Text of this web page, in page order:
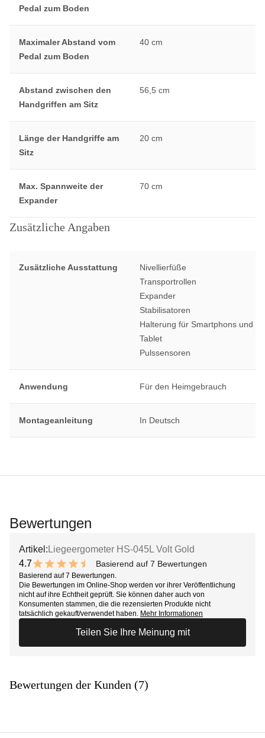
Pedal zum Boden
Maximaler Abstand vom
Pedal zum Boden
40 cm
Abstand zwischen den
Handgriffen am Sitz
56,5 cm
Länge der Handgriffe am
Sitz
20 cm
Max. Spannweite der
Expander
70 cm
Zusätzliche Angaben
Zusätzliche Ausstattung
Nivellierfüße
Transportrollen
Expander
Stabilisatoren
Halterung für Smartphons und
Tablet
Pulssensoren
Anwendung Für den Heimgebrauch
Montageanleitung In Deutsch
Bewertungen
Artikel: Liegeergometer HS-045L Volt Gold
4.7
9.4 out of 10 stars
Basierend auf 7 Bewertungen
Basierend auf 7 Bewertungen.
Die Bewertungen im Online-Shop werden vor ihrer Veröffentlichung
nicht auf ihre Echtheit geprüft. Sie können daher auch von
Konsumenten stammen, die die rezensierten Produkte nicht
tatsächlich gekauft/verwendet haben. Mehr Informationen
Teilen Sie Ihre Meinung mit
Bewertungen der Kunden (7)